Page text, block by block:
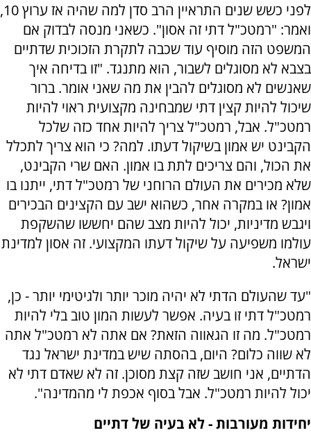
לפני כשש שנים התראיין הרב סדן למה שהיה אז ערוץ 10,
ואמר: "רמטכ"ל דתי זה אסון". כשאני מנסה לבדוק אם
המשפט הזה מוסיף עוד שכבה לתקרת הזכוכית שדתיים
בצבא לא מסוגלים לשבור, הוא מתנגד. "זו בדיחה איך
שאנשים לא מסוגלים להבין את מה שאני אומר. ברור
שיכול להיות קצין דתי שמבחינה מקצועית ראוי להיות
רמטכ"ל. אבל, רמטכ"ל צריך להיות אחד כזה שלכל
הקבינט יש אמון בשיקול דעתו. למה? כי הוא צריך לתכלל
את הכול, והם צריכים לתת בו אמון. האם שרי הקבינט,
שלא מכירים את העולם הרוחני של רמטכ"ל דתי, ייתנו בו
אמון? או במקרה אחר, כשהוא ישב עם הקצינים הבכירים
ויגבש מדיניות, יכול להיות מצב שהם יחששו שהשקפת
עולמו משפיעה על שיקול דעתו המקצועי. זה אסון למדינת
ישראל.
"עד שהעולם הדתי לא יהיה מוכר יותר ולגיטימי יותר - כן,
רמטכ"ל דתי זו בעיה. אפשר לעשות המון טוב בלי להיות
רמטכ"ל. מה זו הגאווה הזאת? אם אתה לא רמטכ"ל אתה
לא שווה כלום? היום, בהסתה שיש במדינת ישראל נגד
הדתיים, אני חושב שזה קצת מסוכן. זה לא שאדם דתי לא
יכול להיות רמטכ"ל. אבל בסוף אכפת לי מהמדינה".
יחידות מעורבות - לא בעיה של דתיים